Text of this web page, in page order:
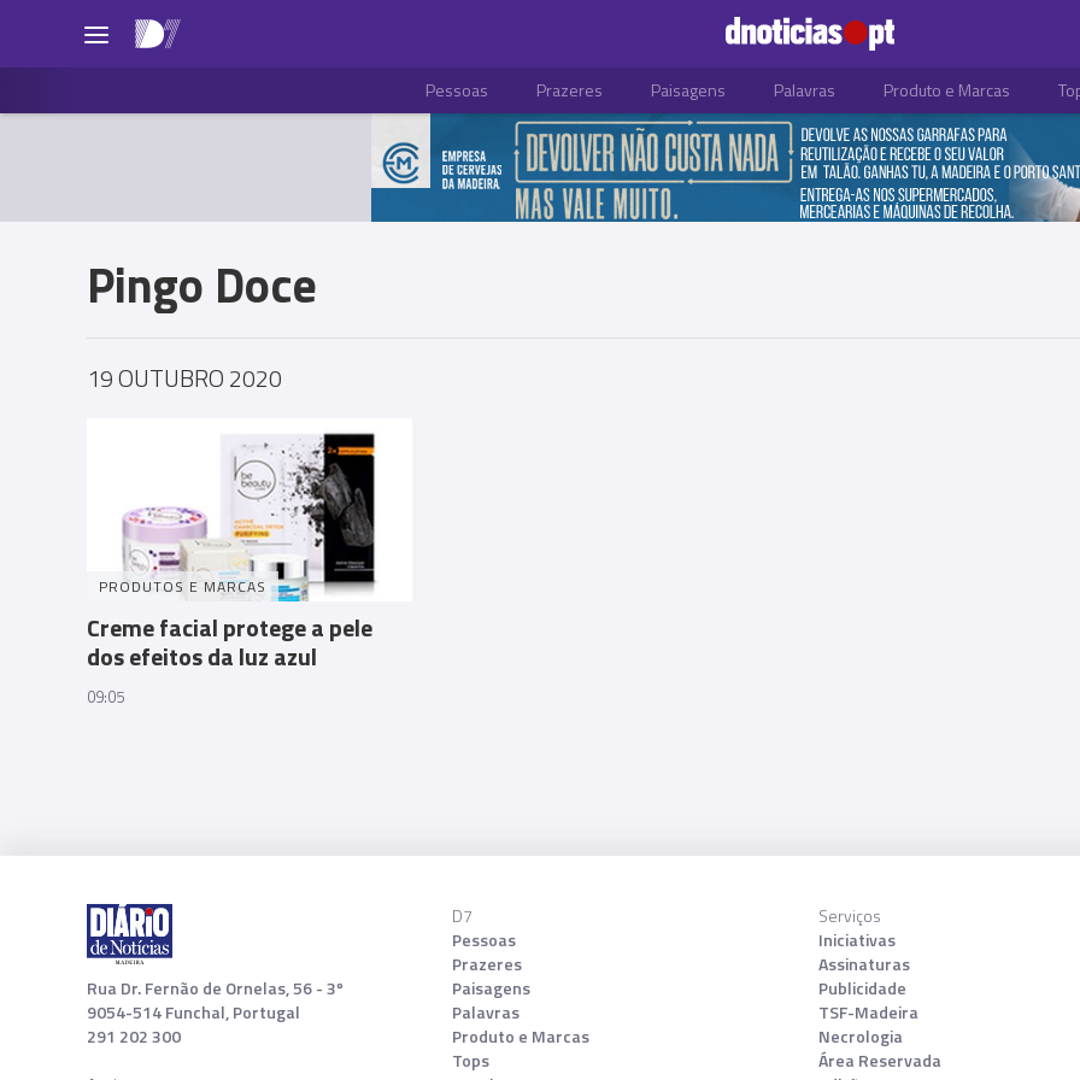
Pessoas Prazeres Paisagens Palavras Produto e Marcas
Pingo Doce
19 OUTUBRO 2020
PRODUTOS E MARCAS
Creme facial protege a pele
dos efeitos da luz azul
09:05
Rua Dr. Fernão de Ornelas, 56 - 3º
9054-514 Funchal, Portugal
291 202 300
D7
Pessoas
Prazeres
Paisagens
Palavras
Produto e Marcas
Tops
Serviços
Iniciativas
Assinaturas
Publicidade
TSF-Madeira
Necrologia
Área Reservada